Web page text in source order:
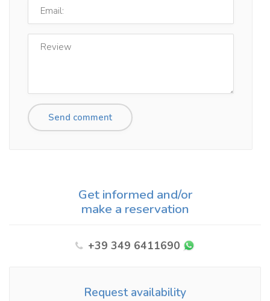
Get informed and/or
make a reservation
+39 349 6411690
Request availability